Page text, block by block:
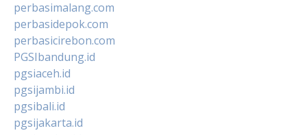
perbasimalang.com
perbasidepok.com
perbasicirebon.com
PGSIbandung.id
pgsiaceh.id
pgsijambi.id
pgsibali.id
pgsijakarta.id